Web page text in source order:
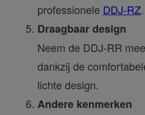
professionele DDJ-RZ.
Draagbaar design
Neem de DDJ-RR
dankzij de
lichte design.
Andere kenmerken